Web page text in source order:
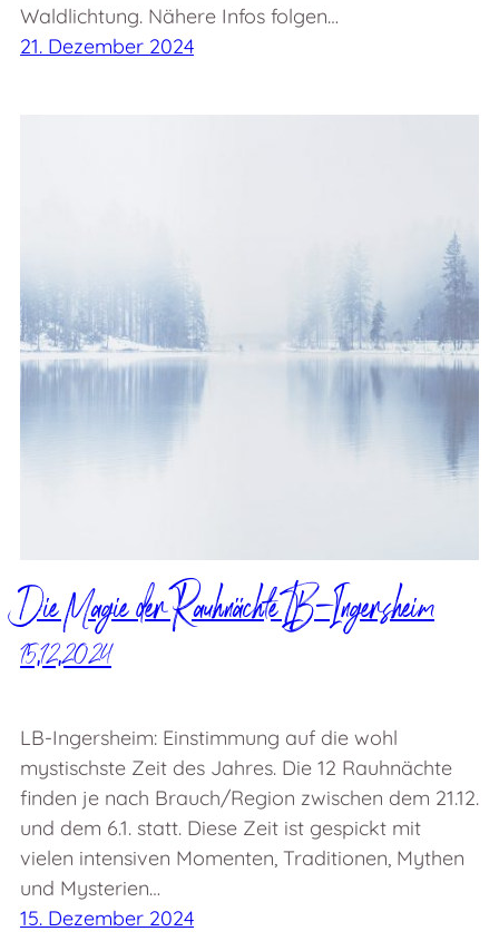
Waldlichtung. Nähere Infos folgen…
21. Dezember 2024
Die Magie der Rauhnächte LB-Ingersheim
15.12.2024
LB-Ingersheim: Einstimmung auf die wohl
mystischste Zeit des Jahres. Die 12 Rauhnächte
finden je nach Brauch/Region zwischen dem 21.12.
und dem 6.1. statt. Diese Zeit ist gespickt mit
vielen intensiven Momenten, Traditionen, Mythen
und Mysterien…
15. Dezember 2024